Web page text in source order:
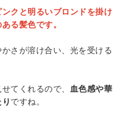
クと明るいブロンドを掛け
る髪色です。
さが溶け合い、光を受ける
てくれるので、
血色感や華
ですね。